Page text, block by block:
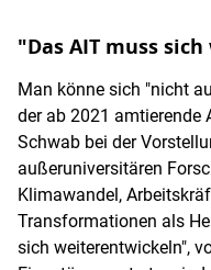
"Das AIT muss
Man könne sich "nicht
der ab 2021 amtierende
Schwab bei der
außeruniversitären
Klimawandel,
Transformationen als
sich weiterentwickeln",